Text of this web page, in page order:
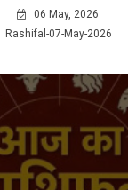
06 May, 2026
Rashifal-07-May-2026